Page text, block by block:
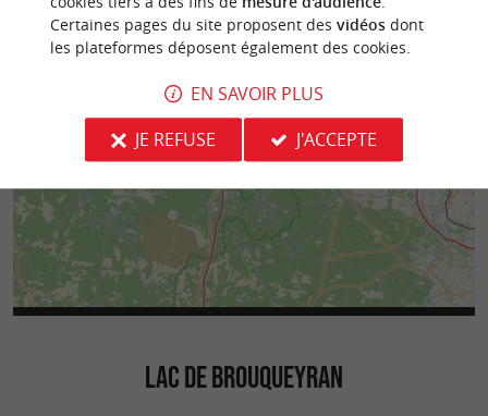
LAC DE BROUQUEYRAN
Certaines pages du site proposent des vidéosdont
les plateformes déposent également des cookies.
EN SAVOIR PLUS
JE REFUSE
J'ACCEPTE